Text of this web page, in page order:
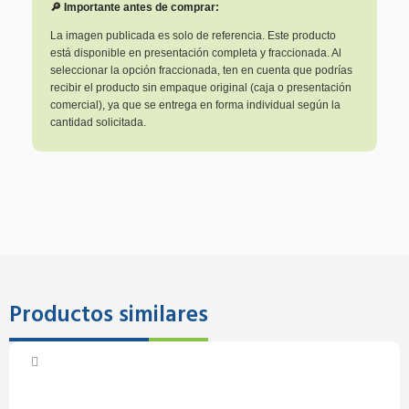
🔎 Importante antes de comprar:
La imagen publicada es solo de referencia. Este producto
está disponible en presentación completa y fraccionada. Al
seleccionar la opción fraccionada, ten en cuenta que podrías
recibir el producto sin empaque original (caja o presentación
comercial), ya que se entrega en forma individual según la
cantidad solicitada.
Productos similares